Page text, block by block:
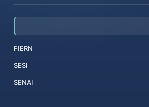
FIERN
SESI
SENAI